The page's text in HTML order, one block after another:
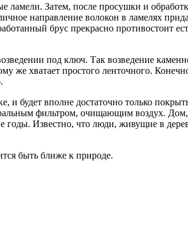
ламели. Затем, после просушки и
направление волокон в ламелях
брус прекрасно противостоит
под ключ. Так возведение
же хватает простого ленточного.
будет вполне достаточно только
фильтром, очищающим воздух.
годы. Известно, что люди, живущие в
быть ближе к природе.